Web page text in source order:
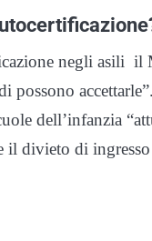
negli asili il
possono
dell’infanzia
il divieto di ingresso